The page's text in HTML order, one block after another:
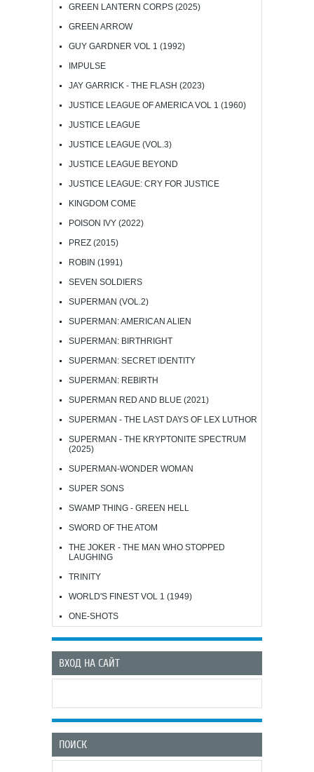
GREEN LANTERN CORPS (2025)
GREEN ARROW
GUY GARDNER VOL 1 (1992)
IMPULSE
JAY GARRICK - THE FLASH (2023)
JUSTICE LEAGUE OF AMERICA VOL 1 (1960)
JUSTICE LEAGUE
JUSTICE LEAGUE (VOL.3)
JUSTICE LEAGUE BEYOND
JUSTICE LEAGUE: CRY FOR JUSTICE
KINGDOM COME
POISON IVY (2022)
PREZ (2015)
ROBIN (1991)
SEVEN SOLDIERS
SUPERMAN (VOL.2)
SUPERMAN: AMERICAN ALIEN
SUPERMAN: BIRTHRIGHT
SUPERMAN: SECRET IDENTITY
SUPERMAN: REBIRTH
SUPERMAN RED AND BLUE (2021)
SUPERMAN - THE LAST DAYS OF LEX LUTHOR
SUPERMAN - THE KRYPTONITE SPECTRUM
(2025)
SUPERMAN-WONDER WOMAN
SUPER SONS
SWAMP THING - GREEN HELL
SWORD OF THE ATOM
THE JOKER - THE MAN WHO STOPPED
LAUGHING
TRINITY
WORLD'S FINEST VOL 1 (1949)
ONE-SHOTS
ВХОД НА САЙТ
ПОИСК